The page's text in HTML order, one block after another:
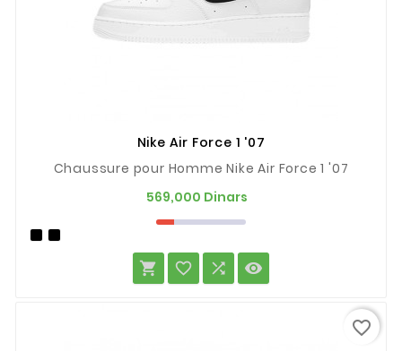
Nike Air Force 1 '07
Chaussure pour Homme Nike Air Force 1 '07
569,000 Dinars
   
favorite_border